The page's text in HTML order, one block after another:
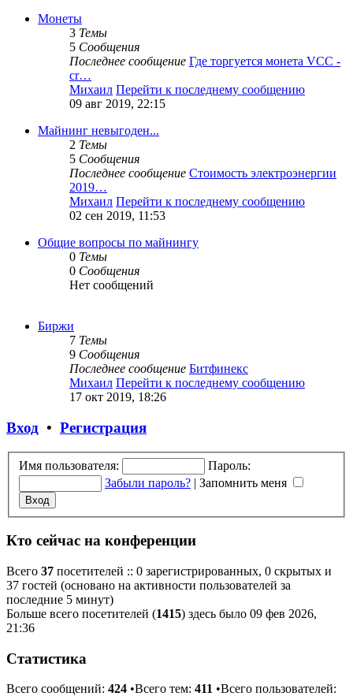
Монеты
3 Темы
5 Сообщения
Последнее сообщение Где торгуется монета VCC -
cr…
Михаил Перейти к последнему сообщению
09 авг 2019, 22:15
Майнинг невыгоден...
2 Темы
5 Сообщения
Последнее сообщение Стоимость электроэнергии
2019…
Михаил Перейти к последнему сообщению
02 сен 2019, 11:53
Общие вопросы по майнингу
0 Темы
0 Сообщения
Нет сообщений
Биржи
7 Темы
9 Сообщения
Последнее сообщение Битфинекс
Михаил Перейти к последнему сообщению
17 окт 2019, 18:26
Вход • Регистрация
Имя пользователя:
Пароль:
Забыли пароль? | Запомнить меня
Кто сейчас на конференции
Всего 37 посетителей :: 0 зарегистрированных, 0 скрытых и
37 гостей (основано на активности пользователей за
последние 5 минут)
Больше всего посетителей (1415) здесь было 09 фев 2026,
21:36
Статистика
Всего сообщений: 424 •Всего тем: 411 •Всего пользователей: